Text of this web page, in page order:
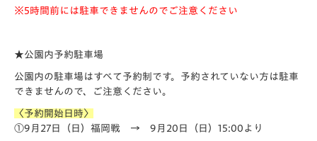
※5時間前には駐車できませんのでご注意ください
★公園内予約駐車場
公園内の駐車場はすべて予約制です。予約されていない方は駐車
できませんので、ご注意ください。
〈予約開始日時〉
①9月27日（日）福岡戦 → 9月20日（日）15:00より